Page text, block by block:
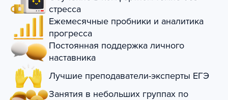
стресса
Ежемесячные пробники и аналитика
прогресса
Постоянная поддержка личного
наставника
Лучшие преподаватели-эксперты ЕГЭ
Занятия в небольших группах по